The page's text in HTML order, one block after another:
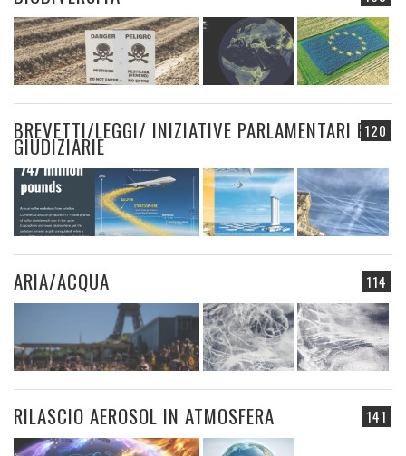
120
BREVETTI/LEGGI/ INIZIATIVE PARLAMENTARI E
GIUDIZIARIE
114
ARIA/ACQUA
141
RILASCIO AEROSOL IN ATMOSFERA